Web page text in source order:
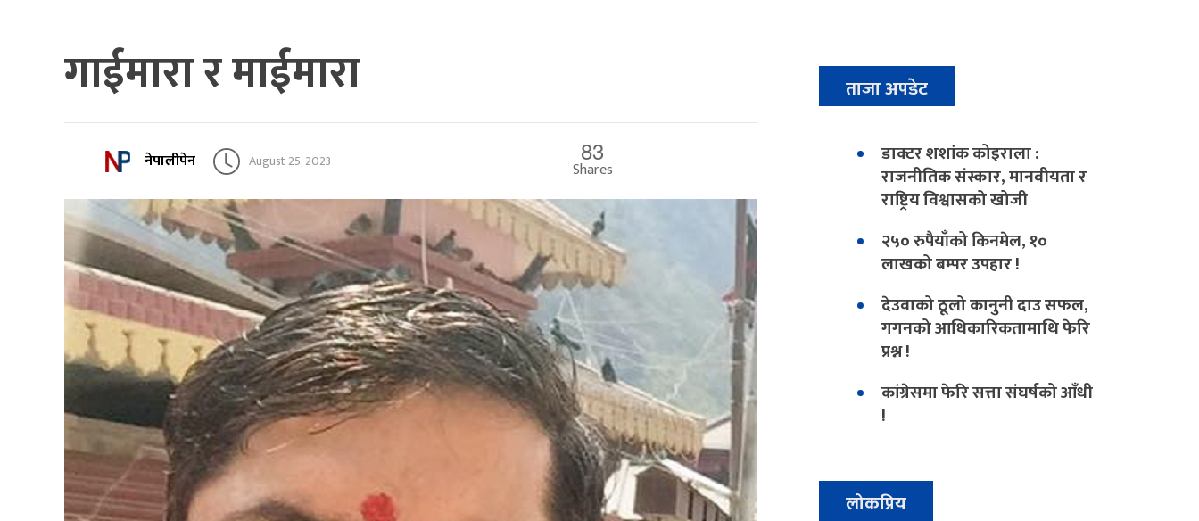
गाईमारा र माईमारा
नेपालीपेन August 25, 2023 83
Shares
ताजा अपडेट
डाक्टर शशांक कोइराला :
राजनीतिक संस्कार, मानवीयता र
राष्ट्रिय विश्वासको खोजी
२५० रुपैयाँको किनमेल, १०
लाखको बम्पर उपहार !
देउवाको ठूलो कानुनी दाउ सफल,
गगनको आधिकारिकतामाथि फेरि
प्रश्न !
कांग्रेसमा फेरि सत्ता संघर्षको आँधी
!
लोकप्रिय